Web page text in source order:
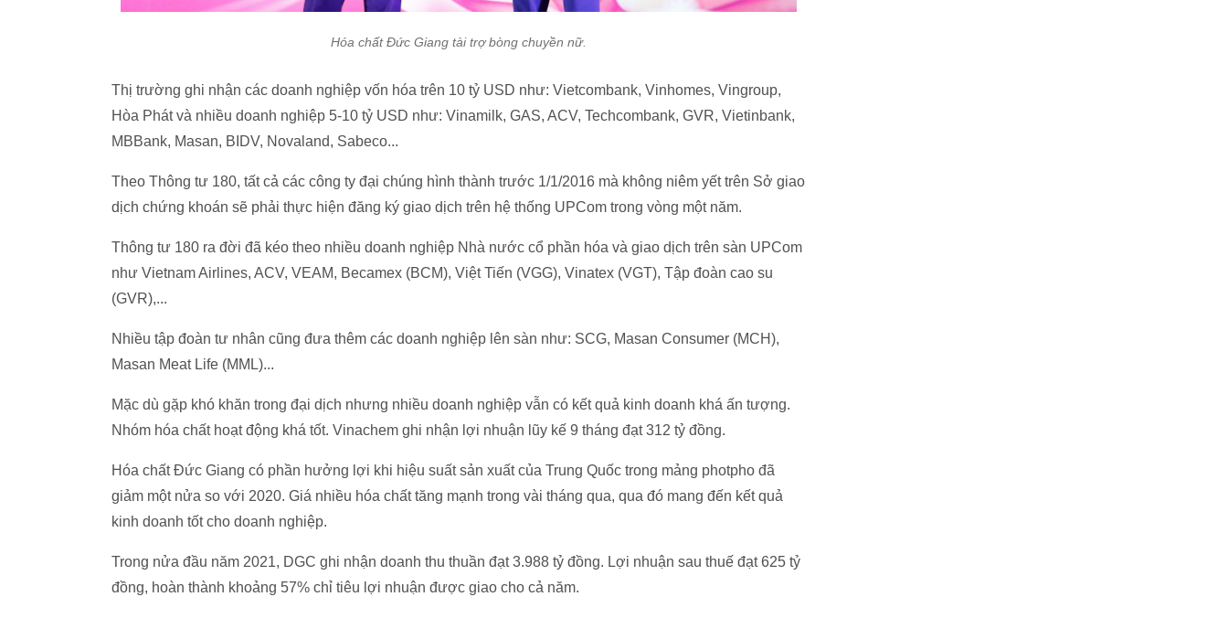
Hóa chất Đức Giang tài trợ bòng chuyền nữ.
Thị trường ghi nhận các doanh nghiệp vốn hóa trên 10 tỷ USD như: Vietcombank, Vinhomes, Vingroup,
Hòa Phát và nhiều doanh nghiệp 5-10 tỷ USD như: Vinamilk, GAS, ACV, Techcombank, GVR, Vietinbank,
MBBank, Masan, BIDV, Novaland, Sabeco...
Theo Thông tư 180, tất cả các công ty đại chúng hình thành trước 1/1/2016 mà không niêm yết trên Sở giao
dịch chứng khoán sẽ phải thực hiện đăng ký giao dịch trên hệ thống UPCom trong vòng một năm.
Thông tư 180 ra đời đã kéo theo nhiều doanh nghiệp Nhà nước cổ phần hóa và giao dịch trên sàn UPCom
như Vietnam Airlines, ACV, VEAM, Becamex (BCM), Việt Tiến (VGG), Vinatex (VGT), Tập đoàn cao su
(GVR),...
Nhiều tập đoàn tư nhân cũng đưa thêm các doanh nghiệp lên sàn như: SCG, Masan Consumer (MCH),
Masan Meat Life (MML)...
Mặc dù gặp khó khăn trong đại dịch nhưng nhiều doanh nghiệp vẫn có kết quả kinh doanh khá ấn tượng.
Nhóm hóa chất hoạt động khá tốt. Vinachem ghi nhận lợi nhuận lũy kế 9 tháng đạt 312 tỷ đồng.
Hóa chất Đức Giang có phần hưởng lợi khi hiệu suất sản xuất của Trung Quốc trong mảng photpho đã
giảm một nửa so với 2020. Giá nhiều hóa chất tăng mạnh trong vài tháng qua, qua đó mang đến kết quả
kinh doanh tốt cho doanh nghiệp.
Trong nửa đầu năm 2021, DGC ghi nhận doanh thu thuần đạt 3.988 tỷ đồng. Lợi nhuận sau thuế đạt 625 tỷ
đồng, hoàn thành khoảng 57% chỉ tiêu lợi nhuận được giao cho cả năm.